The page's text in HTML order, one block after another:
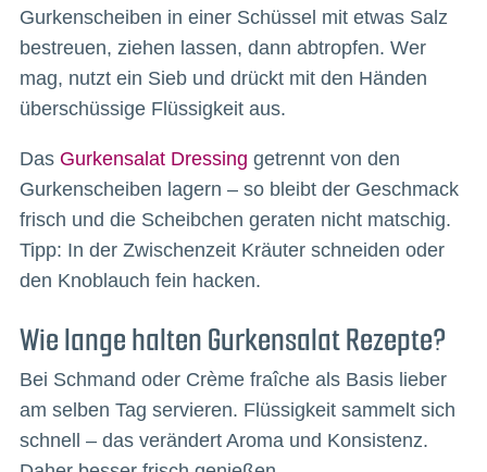
Gurkenscheiben in einer Schüssel mit etwas Salz
bestreuen, ziehen lassen, dann abtropfen. Wer
mag, nutzt ein Sieb und drückt mit den Händen
überschüssige Flüssigkeit aus.
Das Gurkensalat Dressing getrennt von den
Gurkenscheiben lagern – so bleibt der Geschmack
frisch und die Scheibchen geraten nicht matschig.
Tipp: In der Zwischenzeit Kräuter schneiden oder
den Knoblauch fein hacken.
Wie lange halten Gurkensalat Rezepte?
Bei Schmand oder Crème fraîche als Basis lieber
am selben Tag servieren. Flüssigkeit sammelt sich
schnell – das verändert Aroma und Konsistenz.